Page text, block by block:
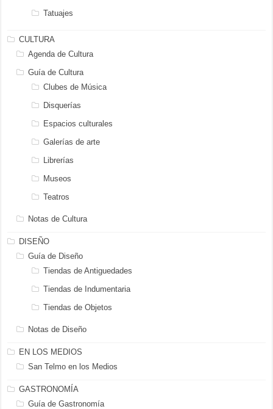
Tatuajes
CULTURA
Agenda de Cultura
Guía de Cultura
Clubes de Música
Disquerías
Espacios culturales
Galerías de arte
Librerías
Museos
Teatros
Notas de Cultura
DISEÑO
Guía de Diseño
Tiendas de Antiguedades
Tiendas de Indumentaria
Tiendas de Objetos
Notas de Diseño
EN LOS MEDIOS
San Telmo en los Medios
GASTRONOMÍA
Guía de Gastronomía